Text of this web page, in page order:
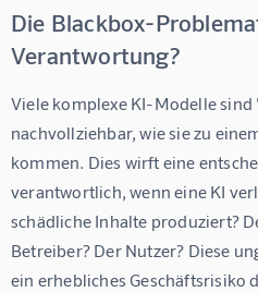
Die Blackbox-
Verantwortung?
Viele komplexe KI-Modelle sind
nachvollziehbar, wie sie zu
kommen. Dies wirft eine
verantwortlich, wenn eine KI
schädliche Inhalte produziert?
Betreiber? Der Nutzer? Diese
ein erhebliches Geschäftsrisiko